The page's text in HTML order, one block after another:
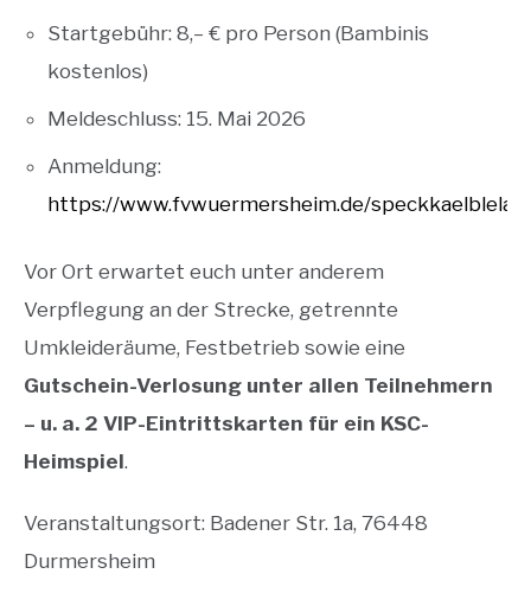
Startgebühr: 8,– € pro Person (Bambinis
kostenlos)
Meldeschluss: 15. Mai 2026
Anmeldung:
https://www.fvwuermersheim.de/
Vor Ort erwartet euch unter anderem
Verpflegung an der Strecke, getrennte
Umkleideräume, Festbetrieb sowie eine
Gutschein-Verlosung unter allen Teilnehmern
– u. a. 2 VIP-Eintrittskarten für ein KSC-
Heimspiel.
Veranstaltungsort: Badener Str. 1a, 76448
Durmersheim